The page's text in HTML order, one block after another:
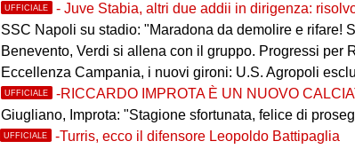
UFFICIALE - Juve Stabia, altri due addii in dirigenza: risolvono Gerbo e
SSC Napoli su stadio: "Maradona da demolire e rifare! Stadio nuovo in ex
Benevento, Verdi si allena con il gruppo. Progressi per
Eccellenza Campania, i nuovi gironi: U.S. Agropoli esclusa dai
UFFICIALE -RICCARDO IMPROTA È UN NUOVO CALCIATORE DEL
Giugliano, Improta: "Stagione sfortunata, felice di proseguire il
UFFICIALE -Turris, ecco il difensore Leopoldo Battipaglia